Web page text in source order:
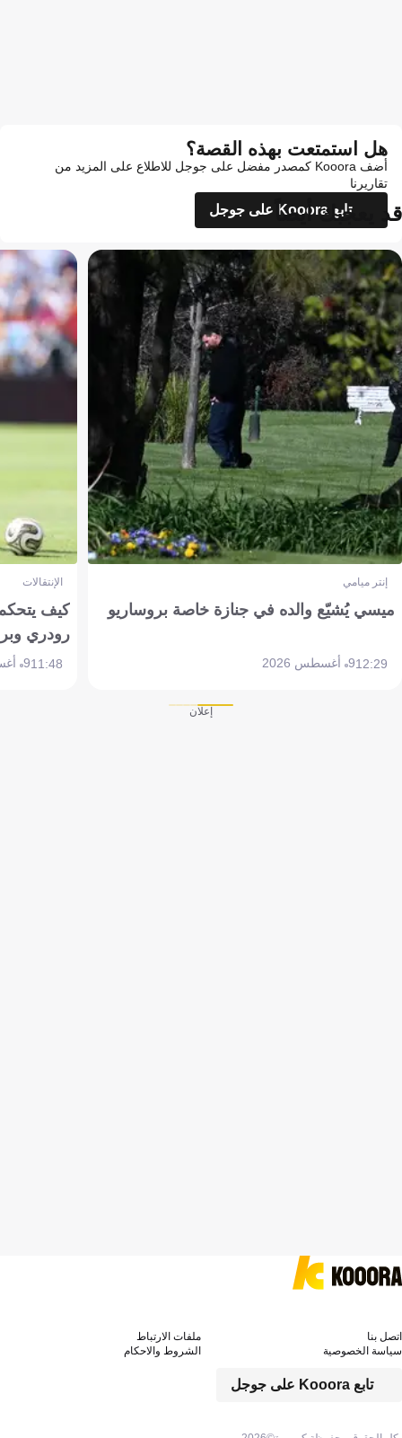
هل استمتعت بهذه القصة؟
أضف Kooora كمصدر مفضل على جوجل للاطلاع على المزيد من
تقاريرنا
تابع Kooora على جوجل
قد يعجبك أيضاً
إنتر ميامي
ميسي يُشيّع والده في جنازة خاصة بروساريو
12:299 أغسطس 2026
الإنتقالات
كيف
رودري
11:489 أغسطس 2026
إعلان
تابع Kooora على جوجل
اتصل بنا
ملفات الارتباط
سياسة الخصوصية
الشروط والاحكام